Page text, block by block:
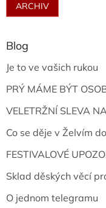
ARCHIV
Blog
Je to ve vašich rukou
PRÝ MÁME BÝT
VELETRŽNÍ SLEVA
Co se děje v Želvím
FESTIVALOVÉ
Sklad děských věcí
O jednom telegramu